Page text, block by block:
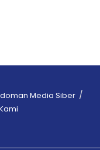
Media Siber